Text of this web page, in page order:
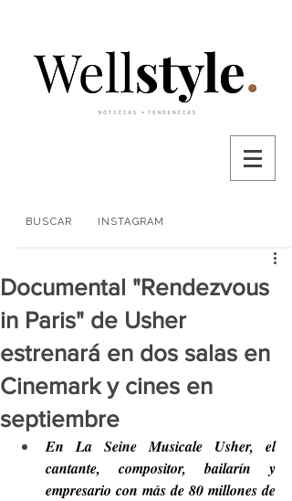
BUSCAR INSTAGRAM
Documental "Rendezvous
in Paris" de Usher
estrenará en dos salas en
Cinemark y cines en
septiembre
En La Seine Musicale Usher, el
cantante, compositor, bailarín y
empresario con más de 80 millones de